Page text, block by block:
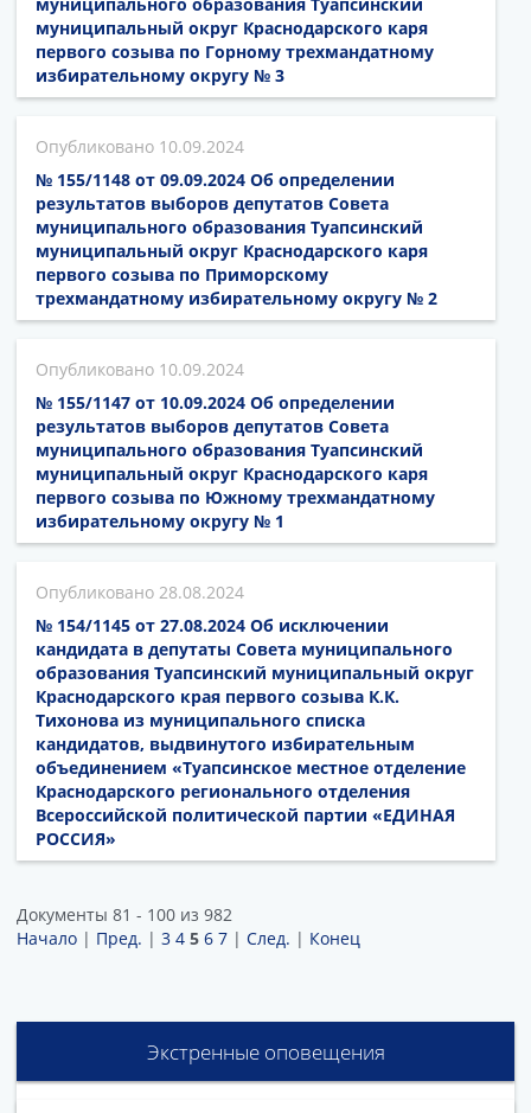
муниципальный округ Краснодарского каря
первого созыва по Горному трехмандатному
избирательному округу № 3
10.09.2024
№ 155/1148 от 09.09.2024 Об определении
результатов выборов депутатов Совета
муниципального образования Туапсинский
муниципальный округ Краснодарского каря
первого созыва по Приморскому
трехмандатному избирательному округу № 2
10.09.2024
№ 155/1147 от 10.09.2024 Об определении
результатов выборов депутатов Совета
муниципального образования Туапсинский
муниципальный округ Краснодарского каря
первого созыва по Южному трехмандатному
избирательному округу № 1
28.08.2024
№ 154/1145 от 27.08.2024 Об исключении
кандидата в депутаты Совета муниципального
образования Туапсинский муниципальный округ
Краснодарского края первого созыва К.К.
Тихонова из муниципального списка
кандидатов, выдвинутого избирательным
объединением «Туапсинское местное отделение
Краснодарского регионального отделения
Всероссийской политической партии «ЕДИНАЯ
РОССИЯ»
Документы 81 - 100 из 982
Начало | Пред. | 3 4 5 6 7 | След. | Конец
Экстренные оповещения